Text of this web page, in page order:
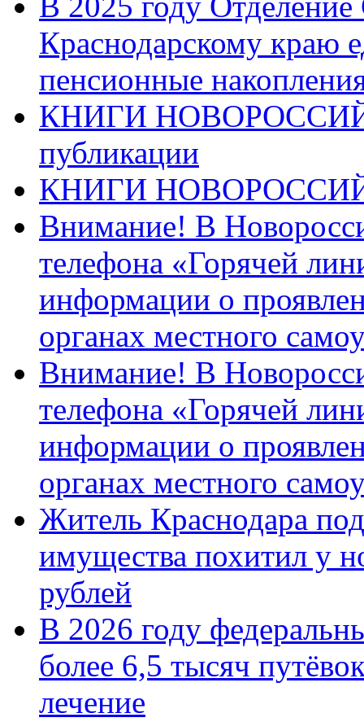
Краснодарскому краю
пенсионные
КНИГИ
публикации
КНИГИ
Внимание! В
телефона «Горячей
информации о
органах местного
Внимание! В
телефона «Горячей
информации о
органах местного
Житель Краснодара
имущества похитил у
рублей
В 2026 году
более 6,5 тысяч
лечение